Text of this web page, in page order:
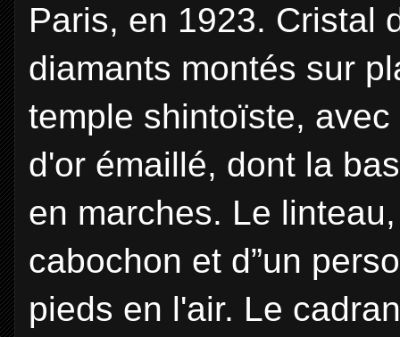
Paris, en 1923. Cristal
diamants montés sur
temple shintoïste,
d'or émaillé, dont la
en marches. Le
cabochon et d”un
pieds en l'air. Le